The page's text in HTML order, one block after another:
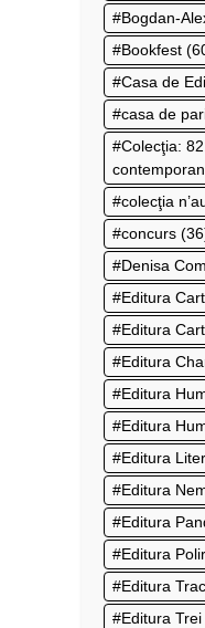
Bogdan-
Bookfest
Casa de
casa de
Colecţia:
colecţia
concurs
Denisa
Editura
Editura
Editura
Editura
Editura
Editura
Editura
Editura
Editura
Editura
Editura Trei